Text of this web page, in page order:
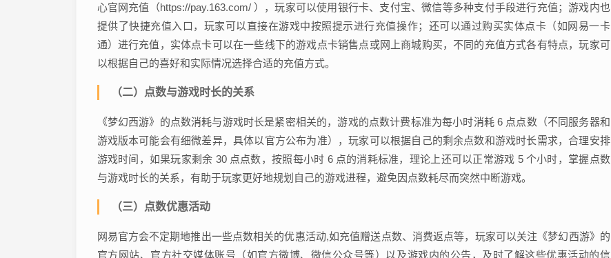
心官网充值（https://pay.163.com/ ），玩家可以使用银行卡、支付宝、微信等多种支付手段进行充值；游戏内也
提供了快捷充值入口，玩家可以直接在游戏中按照提示进行充值操作；还可以通过购买实体点卡（如网易一卡
通）进行充值，实体点卡可以在一些线下的游戏点卡销售点或网上商城购买，不同的充值方式各有特点，玩家可
以根据自己的喜好和实际情况选择合适的充值方式。
（二）点数与游戏时长的关系
《梦幻西游》的点数消耗与游戏时长是紧密相关的，游戏的点数计费标准为每小时消耗 6 点点数（不同服务器和
游戏版本可能会有细微差异，具体以官方公布为准），玩家可以根据自己的剩余点数和游戏时长需求，合理安排
游戏时间，如果玩家剩余 30 点点数，按照每小时 6 点的消耗标准，理论上还可以正常游戏 5 个小时，掌握点数
与游戏时长的关系，有助于玩家更好地规划自己的游戏进程，避免因点数耗尽而突然中断游戏。
（三）点数优惠活动
网易官方会不定期地推出一些点数相关的优惠活动,如充值赠送点数、消费返点等，玩家可以关注《梦幻西游》的
官方网站、官方社交媒体账号（如官方微博、微信公众号等）以及游戏内的公告，及时了解这些优惠活动的信